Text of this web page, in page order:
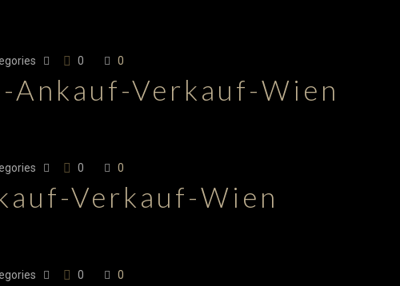
0 0
Verkauf-Wien
0 0
Verkauf-Wien
0 0